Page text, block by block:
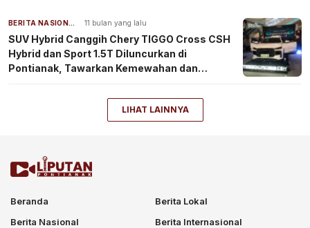
BERITA NASIONAL 11 bulan yang lalu
SUV Hybrid Canggih Chery TIGGO Cross CSH
Hybrid dan Sport 1.5T Diluncurkan di
Pontianak, Tawarkan Kemewahan dan
LIHAT LAINNYA
Beranda
Berita Lokal
Berita Nasional
Berita Internasional